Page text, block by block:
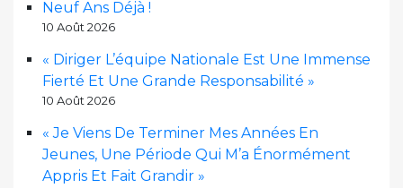
Neuf Ans Déjà !
10 Août 2026
« Diriger L’équipe Nationale Est Une Immense
Fierté Et Une Grande Responsabilité »
10 Août 2026
« Je Viens De Terminer Mes Années En
Jeunes, Une Période Qui M’a Énormément
Appris Et Fait Grandir »